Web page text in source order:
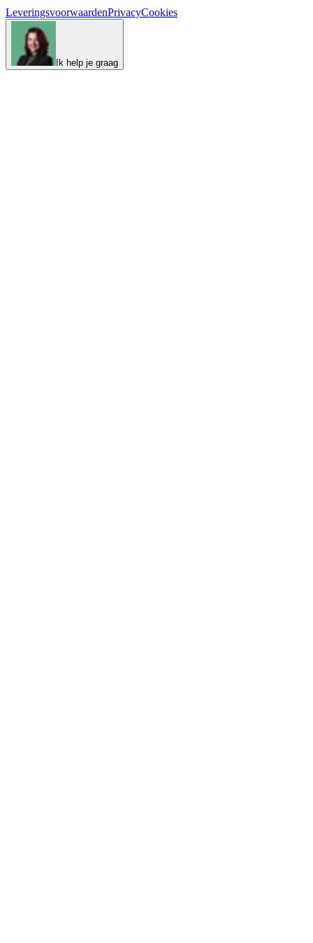
LeveringsvoorwaardenPrivacyCookies
Ik help je graag